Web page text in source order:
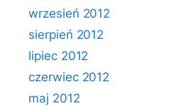
wrzesień 2012
sierpień 2012
lipiec 2012
czerwiec 2012
maj 2012